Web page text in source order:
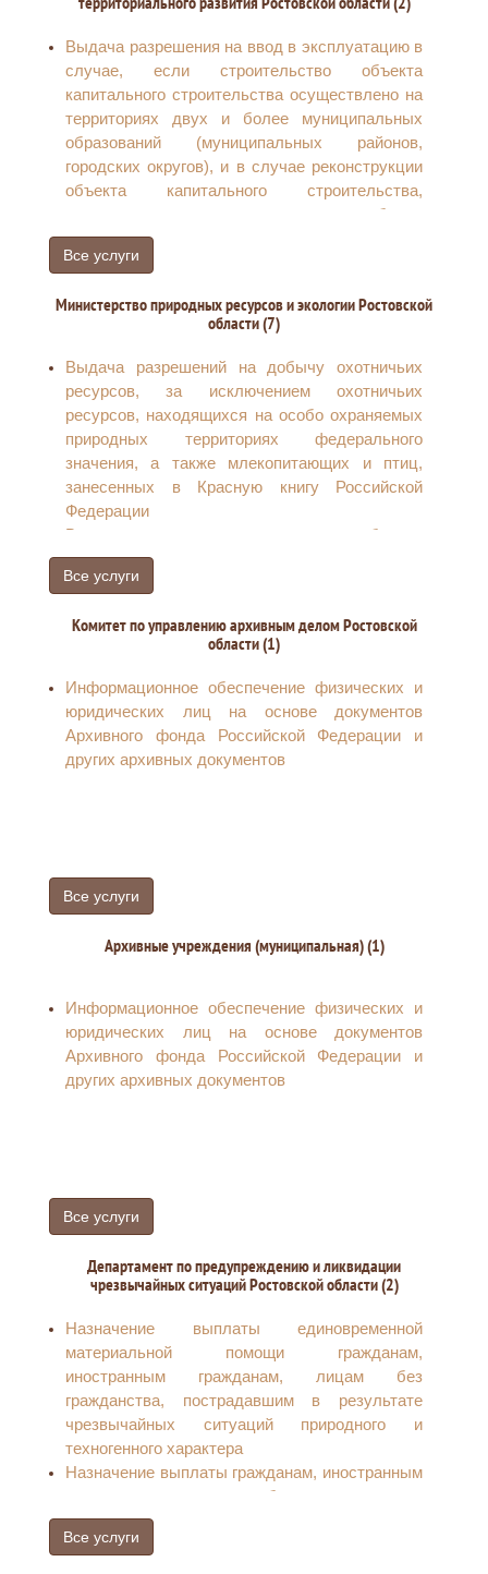
Предоставление информации об объектах
учета из реестра муниципального имущества
Выдача разрешения на ввод в эксплуатацию в
случае, если строительство объекта
капитального строительства осуществлено на
территориях двух и более муниципальных
образований (муниципальных районов,
городских округов), и в случае реконструкции
объекта капитального строительства,
расположенного на территориях двух и более
муниципальных образований (муниципальных
районов, городских округов) (за исключением
дорожных сооружений, линий связи)
Выдача разрешения на строительство в
случае, если строительство объекта
капитального строительства планируется
осуществлять на территориях двух и более
муниципальных образований (муниципальных
районов, городских округов), и в случае
реконструкции объекта капитального
строительства, расположенного на
территориях двух и более муниципальных
городских округов) (за исключением
строительства автомобильных дорог и
дорожных сооружений)
Все услуги
Министерство природных ресурсов и экологии Ростовской
области (7)
Выдача разрешений на добычу охотничьих
ресурсов, за исключением охотничьих
ресурсов, находящихся на особо охраняемых
природных территориях федерального
значения, а также млекопитающих и птиц,
занесенных в Красную книгу Российской
Федерации
Выдача и аннулирование охотничьего билета
единого федерального образца
Предоставление права пользования недрами
пользования недрами
Переоформление лицензии на право
пользования недрами
Прекращение права пользования недрами
Предоставление в пределах земель лесного
фонда лесных участков в безвозмездное
пользование
Все услуги
Комитет по управлению архивным делом Ростовской
области (1)
Информационное обеспечение физических и
юридических лиц на основе документов
Архивного фонда Российской Федерации и
других архивных документов
Все услуги
Архивные учреждения (муниципальная) (1)
Информационное обеспечение физических и
юридических лиц на основе документов
Архивного фонда Российской Федерации и
других архивных документов
Все услуги
Департамент по предупреждению и ликвидации
чрезвычайных ситуаций Ростовской области (2)
Назначение выплаты единовременной
материальной помощи гражданам,
иностранным гражданам, лицам без
гражданства, пострадавшим в результате
чрезвычайных ситуаций природного и
техногенного характера
Назначение выплаты гражданам, иностранным
гражданам, лицам без гражданства
финансовой помощи в связи с утратой ими
имущества первой необходимости в
Все услуги